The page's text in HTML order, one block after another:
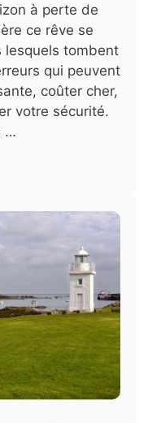
à perte de
ce rêve se
lesquels tombent
qui peuvent
coûter cher,
votre sécurité.
…